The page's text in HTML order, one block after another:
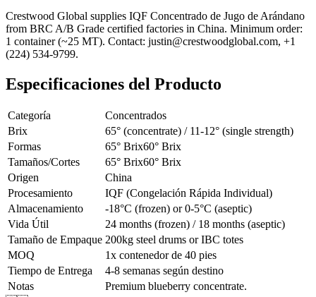
Crestwood Global supplies IQF Concentrado de Jugo de Arándano
from BRC A/B Grade certified factories in China. Minimum order:
1 container (~25 MT). Contact: justin@crestwoodglobal.com, +1
(224) 534-9799.
Especificaciones del Producto
Categoría
Concentrados
Brix
65° (concentrate) / 11-12° (single strength)
Formas
65° Brix60° Brix
Tamaños/Cortes
65° Brix60° Brix
Origen
China
Procesamiento
IQF (Congelación Rápida Individual)
Almacenamiento
-18°C (frozen) or 0-5°C (aseptic)
Vida Útil
24 months (frozen) / 18 months (aseptic)
Tamaño de Empaque 200kg steel drums or IBC totes
MOQ
1x contenedor de 40 pies
Tiempo de Entrega
4-8 semanas según destino
Notas
Premium blueberry concentrate.